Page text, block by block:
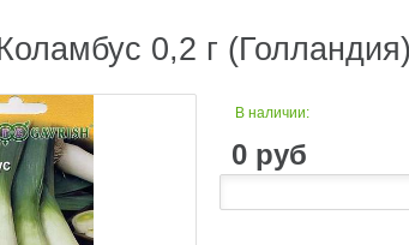
0,2 г (Голландия)
В наличии:
0 руб